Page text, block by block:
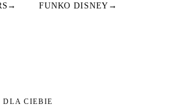
→ FUNKO DISNEY →
DLA CIEBIE